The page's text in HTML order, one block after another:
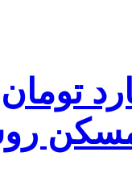
هزار و ۴۸۰